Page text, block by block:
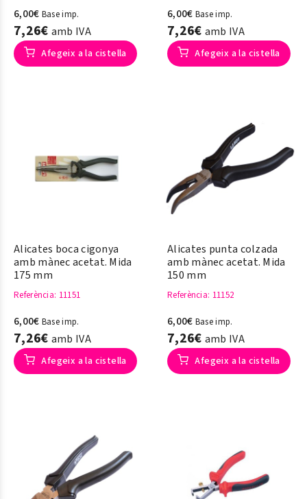
6,00€ Base imp.
7,26€ amb IVA
Afegeix a la cistella
6,00€ Base imp.
7,26€ amb IVA
Afegeix a la cistella
Alicates boca cigonya
amb mànec acetat. Mida
175 mm
Referència: 11151
6,00€ Base imp.
7,26€ amb IVA
Afegeix a la cistella
Alicates punta colzada
amb mànec acetat. Mida
150 mm
Referència: 11152
6,00€ Base imp.
7,26€ amb IVA
Afegeix a la cistella